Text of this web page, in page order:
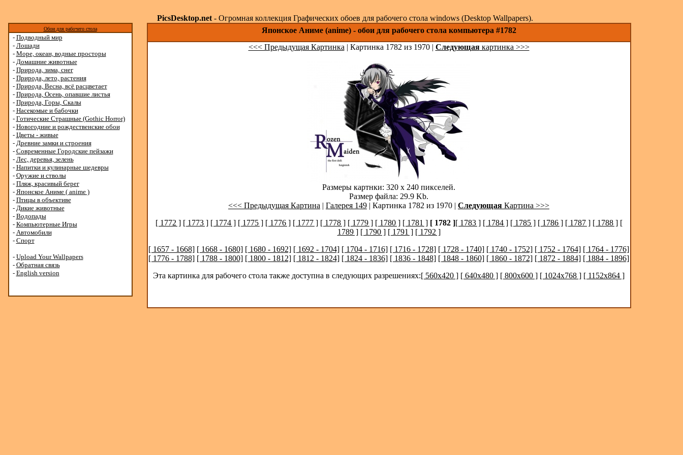
PicsDesktop.net- Огромная коллекция Графических обоев для рабочего стола windows (Desktop Wallpapers).
Обои для рабочего стола
- Подводный мир
- Лошади
- Море, океан, водные просторы
- Домашние животные
- Природа, зима, снег
- Природа, лето, растения
- Природа, Весна, всё расцветает
- Природа, Осень, опавшие листья
- Природа, Горы, Скалы
- Насекомые и бабочки
- Готические Страшные (Gothic Horror)
- Новогодние и рождественские обои
- Цветы - живые
- Древние замки и строения
- Современные Городские пейзажи
- Лес, деревья, зелень
- Напитки и кулинарные шедевры
- Оружие и стволы
- Пляж, красивый берег
- Японское Аниме ( anime )
- Птицы в объективе
- Дикие животные
- Водопады
- Компьютерные Игры
- Автомобили
- Спорт
- Upload Your Wallpapers
- Обратная связь
- English version
Японское Аниме (anime) - обои для рабочего стола компьютера #1782
<<< Предыдущая Картинка | Картинка 1782 из 1970 | Следующаякартинка >>>
Размеры картнки: 320 x 240 пикселей.
Размер файла: 29.9 Kb.
<<< Предыдущая Картина | Галерея 149 | Картинка 1782 из 1970 | Следующая Картина >>>
[ 1772 ] [ 1773 ] [ 1774 ] [ 1775 ] [ 1776 ] [ 1777 ] [ 1778 ] [ 1779 ] [ 1780 ] [ 1781 ] [ 1782 ][ 1783 ] [ 1784 ] [ 1785 ] [ 1786 ] [ 1787 ] [ 1788 ] [
1789 ] [ 1790 ] [ 1791 ] [ 1792 ]
[ 1657 - 1668] [ 1668 - 1680] [ 1680 - 1692] [ 1692 - 1704] [ 1704 - 1716] [ 1716 - 1728] [ 1728 - 1740] [ 1740 - 1752] [ 1752 - 1764] [ 1764 - 1776]
[ 1776 - 1788] [ 1788 - 1800] [ 1800 - 1812] [ 1812 - 1824] [ 1824 - 1836] [ 1836 - 1848] [ 1848 - 1860] [ 1860 - 1872] [ 1872 - 1884] [ 1884 - 1896]
Эта картинка для рабочего стола также доступна в следующих разрешениях:[ 560x420 ] [ 640x480 ] [ 800x600 ] [ 1024x768 ] [ 1152x864 ]